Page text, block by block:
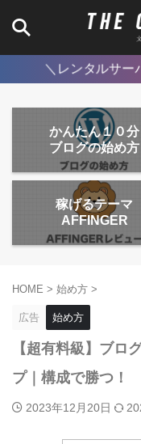
＼レンタルサー
かんたん１０分
ブログの始め方
稼げるテーマ
AFFINGER
HOME > 始め方 >
広告 始め方
【超有料級】ブロ
プ｜構成で勝つ！
2023年12月20日